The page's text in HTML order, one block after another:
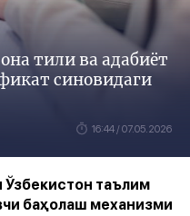
тили ва адабиёт
синовидаги
16:44 / 07.05.2026
таълим
баҳолаш механизми